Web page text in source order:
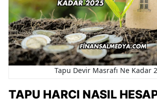
Tapu Devir Masrafı Ne Kadar
TAPU HARCI NASIL